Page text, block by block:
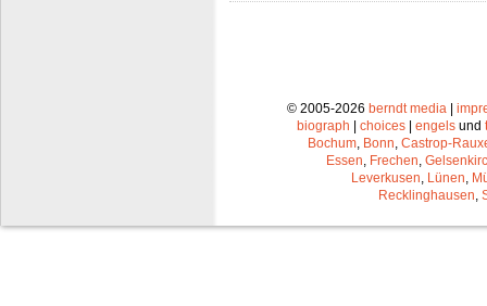
© 2005-2026 berndt media|
biograph
choices engels und
Bochum, Bonn, Castrop-
Essen, Frechen,
Leverkusen, Lünen,
Recklinghausen,